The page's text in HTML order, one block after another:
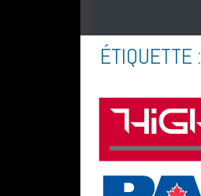
ÉTIQUETTE :